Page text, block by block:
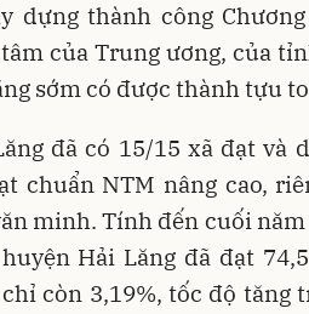
dựng thành công
của Trung ương, của
sớm có được thành tựu
đã có 15/15 xã đạt và
chuẩn NTM nâng cao,
minh. Tính đến cuối năm
Hải Lăng đã đạt
còn 3,19%, tốc độ tăng